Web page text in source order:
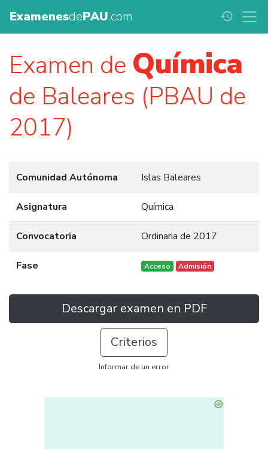
ExamenesdePAU.com history
Examen de Química
de Baleares (PBAU de
2017)
Comunidad Autónoma Islas Baleares
Asignatura Química
Convocatoria Ordinaria de 2017
Fase Acceso Admisión
Descargar examen en PDF
Criterios
Informar de un error